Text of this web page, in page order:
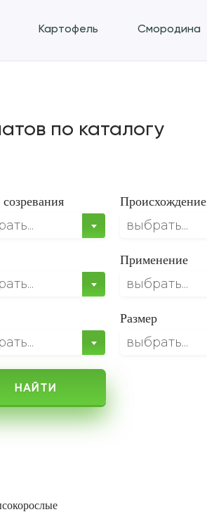
Картофель Смородина
по каталогу
Происхождение
выбрать...
Применение
выбрать...
Размер
выбрать...
НАЙТИ